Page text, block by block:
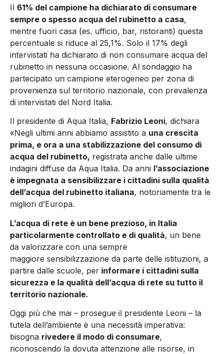
Il 61% del campione ha dichiarato di consumare
sempre o spesso acqua del rubinetto a casa,
mentre fuori casa (es. ufficio, bar, ristoranti) questa
percentuale si riduce al 25,1%. Solo il 17% degli
intervistati ha dichiarato di non consumare acqua del
rubinetto in nessuna occasione. Al sondaggio ha
partecipato un campione eterogeneo per zona di
provenienza sul territorio nazionale, con prevalenza
di intervistati del Nord Italia.
Il presidente di Aqua Italia, Fabrizio Leoni, dichiara
«Negli ultimi anni abbiamo assistito a una crescita
prima, e ora a una stabilizzazione del consumo di
acqua del rubinetto, registrata anche dalle ultime
indagini diffuse da Aqua Italia. Da anni l’associazione
è impegnata a sensibilizzare i cittadini sulla qualità
dell’acqua del rubinetto italiana, notoriamente tra le
migliori d’Europa.
L’acqua di rete è un bene prezioso, in Italia
particolarmente controllato e di qualità, un bene
da valorizzare con una sempre
maggiore sensibilizzazione da parte delle istituzioni, a
partire dalle scuole, per informare i cittadini sulla
sicurezza e la qualità dell’acqua di rete su tutto il
territorio nazionale.
Oggi più che mai – prosegue il presidente Leoni – la
tutela dell’ambiente è una necessità imperativa:
bisogna rivedere il modo di consumare,
riconoscendo la dovuta attenzione alle risorse, in